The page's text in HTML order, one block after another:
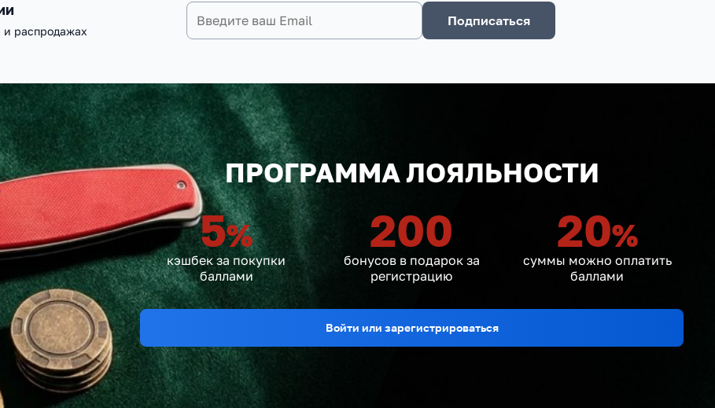
и распродажах
Подписаться
ПРОГРАММА ЛОЯЛЬНОСТИ
5%
кэшбек за покупки
баллами
200
бонусов в подарок за
регистрацию
20%
суммы можно оплатить
баллами
Войти или зарегистрироваться